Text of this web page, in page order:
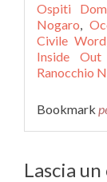
Ospiti
Nogaro,
Civile Word
Inside Out
Ranocchio
Bookmark
Lascia